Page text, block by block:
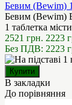
Бевим (Bewim)
Бевим (Bewim)
1 таблетка
2521 грн. 2223
Без ПДВ: 2223
В закладки
До порівняння